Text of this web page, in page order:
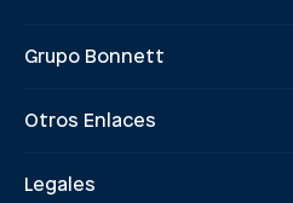
Grupo Bonnett
Otros Enlaces
Legales